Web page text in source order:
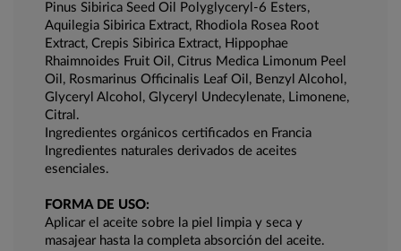
Pinus Sibirica Seed Oil Polyglyceryl-6 Esters,
Aquilegia Sibirica Extract, Rhodiola Rosea Root
Extract, Crepis Sibirica Extract, Hippophae
Rhaimnoides Fruit Oil, Citrus Medica Limonum Peel
Oil, Rosmarinus Officinalis Leaf Oil, Benzyl Alcohol,
Glyceryl Alcohol, Glyceryl Undecylenate, Limonene,
Citral.
Ingredientes orgánicos certificados en Francia
Ingredientes naturales derivados de aceites
esenciales.
FORMA DE USO:
Aplicar el aceite sobre la piel limpia y seca y
masajear hasta la completa absorción del aceite.